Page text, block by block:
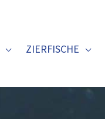
ZIERFISCHE